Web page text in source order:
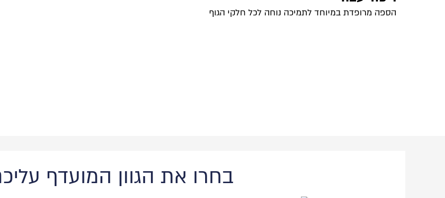
הספה מרופדת במיוחד לתמיכה נוחה לכל חלקי הגוף
בחרו את הגוון המועדף